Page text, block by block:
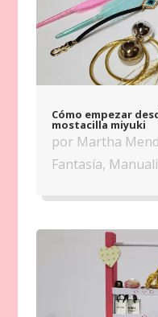
Cómo empezar
mostacilla miyuki
por Martha
Fantasía,